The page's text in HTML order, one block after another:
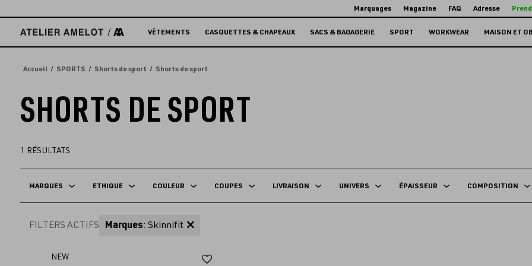
directement
contenu
Marquages Magazine FAQ Adresse
VÊTEMENTS CASQUETTES & CHAPEAUX SACS & BAGAGERIE SPORT WORKWEAR MAISON ET
Accueil SPORTS Shorts de sport Shorts de sport
SHORTS DE SPORT
1 RÉSULTATS
MARQUES ETHIQUE COULEUR COUPES LIVRAISON UNIVERS ÉPAISSEUR COMPOSITION
FILTERS ACTIFS Marques: Skinnifit
NEW